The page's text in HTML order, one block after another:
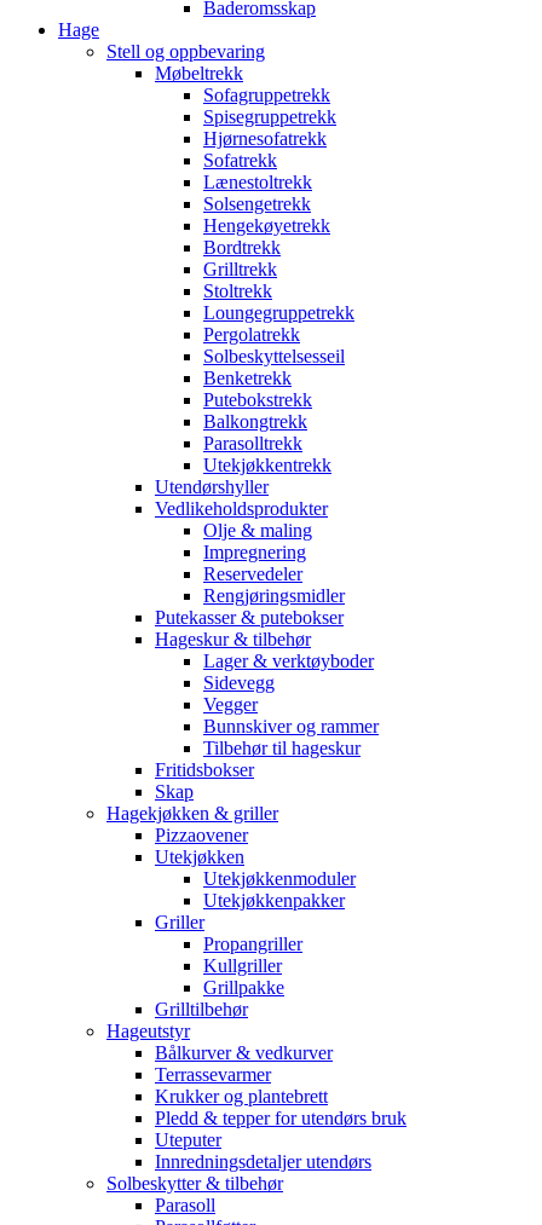
Baderomsskap
Hage
Stell og oppbevaring
Møbeltrekk
Sofagruppetrekk
Spisegruppetrekk
Hjørnesofatrekk
Sofatrekk
Lænestoltrekk
Solsengetrekk
Hengekøyetrekk
Bordtrekk
Grilltrekk
Stoltrekk
Loungegruppetrekk
Pergolatrekk
Solbeskyttelsesseil
Benketrekk
Putebokstrekk
Balkongtrekk
Parasolltrekk
Utekjøkkentrekk
Utendørshyller
Vedlikeholdsprodukter
Olje & maling
Impregnering
Reservedeler
Rengjøringsmidler
Putekasser & putebokser
Hageskur & tilbehør
Lager & verktøyboder
Sidevegg
Vegger
Bunnskiver og rammer
Tilbehør til hageskur
Fritidsbokser
Skap
Hagekjøkken & griller
Pizzaovener
Utekjøkken
Utekjøkkenmoduler
Utekjøkkenpakker
Griller
Propangriller
Kullgriller
Grillpakke
Grilltilbehør
Hageutstyr
Bålkurver & vedkurver
Terrassevarmer
Krukker og plantebrett
Pledd & tepper for utendørs bruk
Uteputer
Innredningsdetaljer utendørs
Solbeskytter & tilbehør
Parasoll